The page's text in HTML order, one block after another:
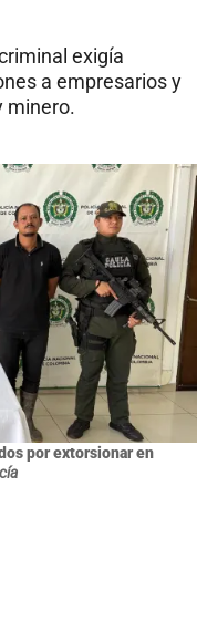
exigía
a empresarios y
minero.
por extorsionar en